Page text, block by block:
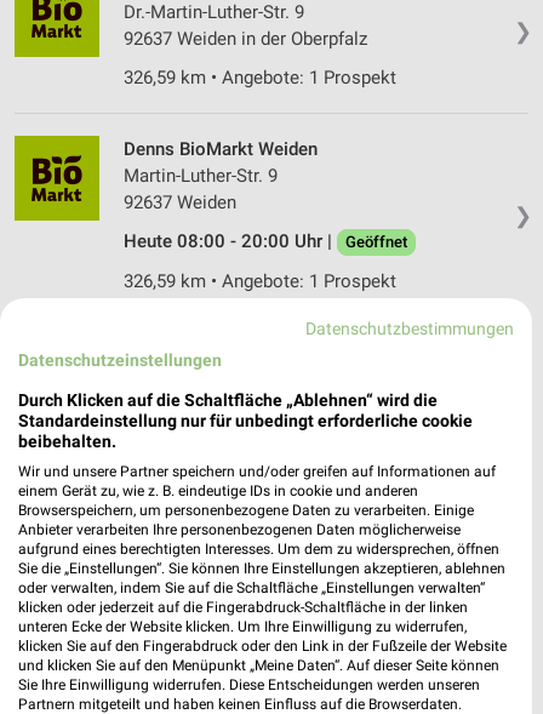
❯
Dr.-Martin-Luther-Str. 9
92637 Weiden in der Oberpfalz
326,59 km • Angebote: 1 Prospekt
❯
Denns BioMarkt Weiden
Martin-Luther-Str. 9
92637 Weiden
Heute 08:00 - 20:00 Uhr |
Geöffnet
326,59 km • Angebote: 1 Prospekt
Biomarkt Vogel Eckental
90542 Eckental
361,59 km • Angebote: 1 Prospekt
Denns BioMarkt Forchheim
Seltsamplatz 19/21
91301 Forchheim
Heute 08:00 - 19:00 Uhr | Geöffnet
351,40 km • Angebote: 1 Prospekt
Datenschutzbestimmungen
Datenschutzeinstellungen
Durch Klicken auf die Schaltfläche „Ablehnen“ wird die
Standardeinstellung nur für unbedingt erforderliche cookie
beibehalten.
Wir und unsere Partner speichern und/oder greifen auf Informationen auf
einem Gerät zu, wie z. B. eindeutige IDs in cookie und anderen
Browserspeichern, um personenbezogene Daten zu verarbeiten. Einige
Anbieter verarbeiten Ihre personenbezogenen Daten möglicherweise
aufgrund eines berechtigten Interesses. Um dem zu widersprechen, öffnen
Sie die „Einstellungen“. Sie können Ihre Einstellungen akzeptieren, ablehnen
oder verwalten, indem Sie auf die Schaltfläche „Einstellungen verwalten“
klicken oder jederzeit auf die Fingerabdruck-Schaltfläche in der linken
unteren Ecke der Website klicken. Um Ihre Einwilligung zu widerrufen,
klicken Sie auf den Fingerabdruck oder den Link in der Fußzeile der Website
und klicken Sie auf den Menüpunkt „Meine Daten“. Auf dieser Seite können
Sie Ihre Einwilligung widerrufen. Diese Entscheidungen werden unseren
Partnern mitgeteilt und haben keinen Einfluss auf die Browserdaten.